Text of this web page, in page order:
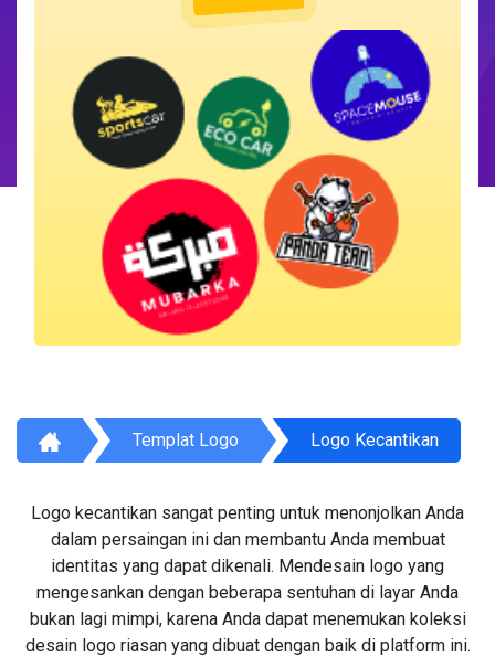
Templat Logo Logo Kecantikan
Logo kecantikan sangat penting untuk menonjolkan Anda
dalam persaingan ini dan membantu Anda membuat
identitas yang dapat dikenali. Mendesain logo yang
mengesankan dengan beberapa sentuhan di layar Anda
bukan lagi mimpi, karena Anda dapat menemukan koleksi
desain logo riasan yang dibuat dengan baik di platform ini.